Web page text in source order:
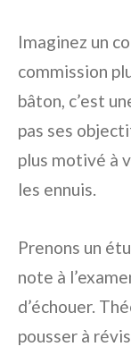
Imaginez un
commission
bâton, c’est
pas ses
plus motivé à
les ennuis.
Prenons un
note à
d’échouer.
pousser à